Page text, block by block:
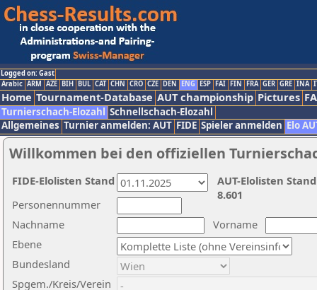
Logged on: Gast
Arabic ARM AZE BIH BUL CAT CHN CRO CZE DEN ENG ESP FAI FIN FRA GER GRE INA
Home Tournament-Database AUT championship Pictures
Turnierschach-Elozahl Schnellschach-Elozahl
Allgemeines Turnier anmelden: AUT FIDE Spieler anmelden Elo
Willkommen bei den offiziellen
Nachname
Vorname
Ebene
Personennummer
Bundesland
Spgem./Kreis/Verein
AUT-Elolisten
8.601
FIDE-Elolisten Stand